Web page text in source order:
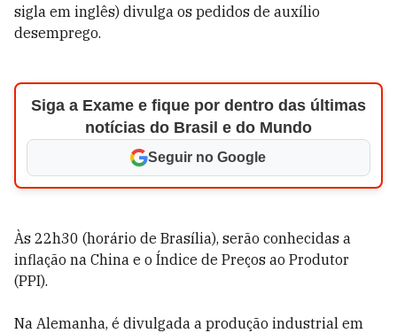
sigla em inglês) divulga os pedidos de auxílio
desemprego.
Siga a Exame e fique por dentro das últimas
notícias do Brasil e do Mundo
Seguir no Google
Às 22h30 (horário de Brasília), serão conhecidas a
inflação na China e o Índice de Preços ao Produtor
(PPI).
Na Alemanha, é divulgada a produção industrial em